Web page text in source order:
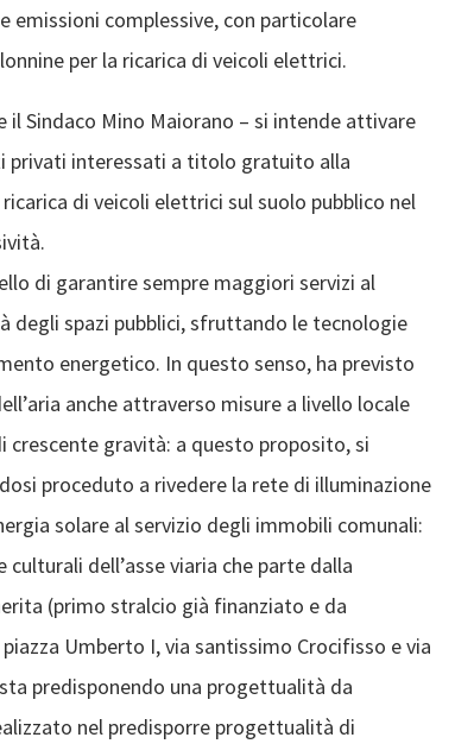
emissioni complessive, con particolare
per la ricarica di veicoli elettrici.
il Sindaco Mino Maiorano – si intende attivare
privati interessati a titolo gratuito alla
di veicoli elettrici sul suolo pubblico nel
di garantire sempre maggiori servizi al
degli spazi pubblici, sfruttando le tecnologie
energetico. In questo senso, ha previsto
anche attraverso misure a livello locale
crescente gravità: a questo proposito, si
proceduto a rivedere la rete di illuminazione
solare al servizio degli immobili comunali:
dell’asse viaria che parte dalla
(primo stralcio già finanziato e da
Umberto I, via santissimo Crocifisso e via
predisponendo una progettualità da
nel predisporre progettualità di